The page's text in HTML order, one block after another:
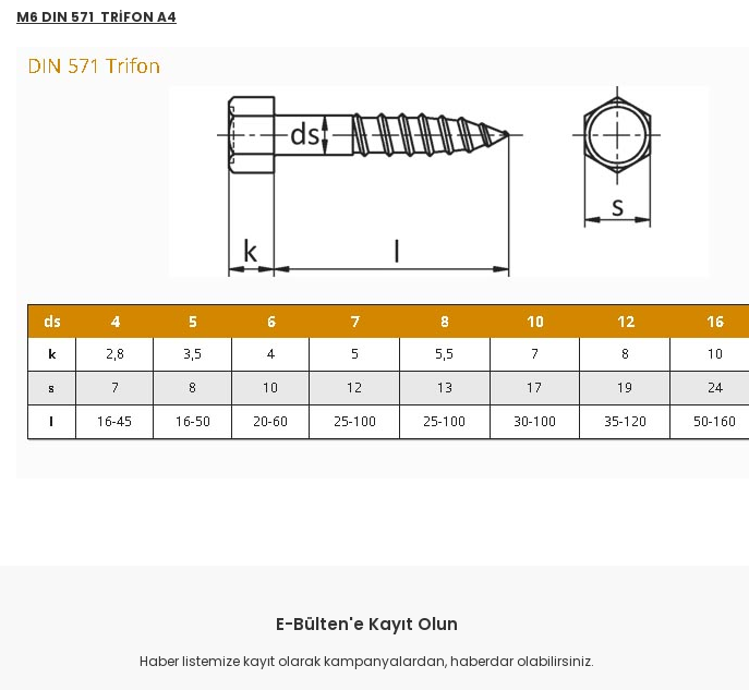
M6 DIN 571 TRİFON A4
Ürün resmi kalitesiz, bozuk veya görüntülenemiyor.
Ürün açıklamasında eksik bilgiler bulunuyor.
E-Bülten'e Kayıt Olun
Haber listemize kayıt olarak kampanyalardan, haberdar olabilirsiniz.